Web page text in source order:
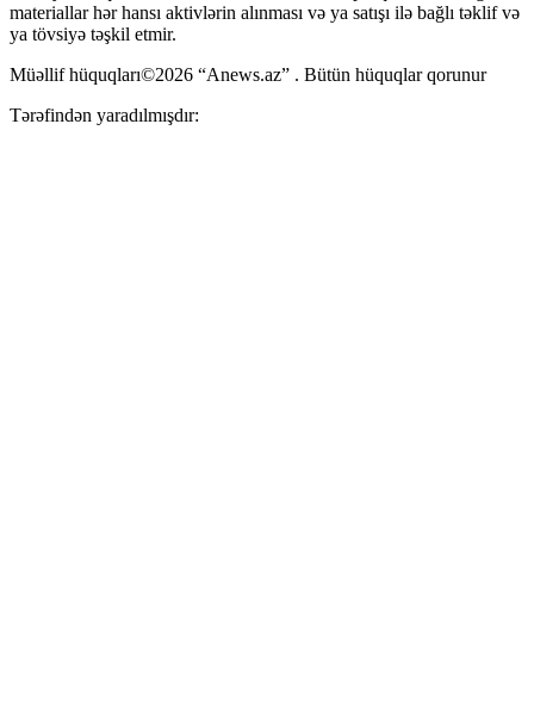
materiallar hər hansı aktivlərin alınması və ya satışı ilə bağlı təklif və
ya tövsiyə təşkil etmir.
Müəllif hüquqları©2026 “Anews.az” . Bütün hüquqlar qorunur
Tərəfindən yaradılmışdır: